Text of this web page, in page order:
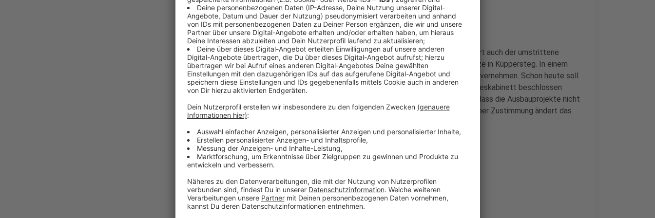
Anzeige
Konkret geht es um fast 70 Autobahnprojekte in NRW, dazu gehört auch der umstrittene
Ausbau des Leverkusener Kreuzes und die sogenannte Megastelze in Küppersteg. In einem
Brief an Bundesverkehrsminister Wissing erklärte Krischer sein Einvernehmen. Schon heute soll
das sogenannte Genehmigungsbeschleunigungsgesetz vom Bundeskabinett beschlossen
werden. Zwar kritisierte Krischer die Kurzfristigkeit und betonte, dass die Ausbauprojekte nicht
auf Kosten der Brückensanierungen in NRW laufen dürften, an seiner Zustimmung ändert das
Anzeige
Weitere Meldungen aus Leverkusen
Anzeige